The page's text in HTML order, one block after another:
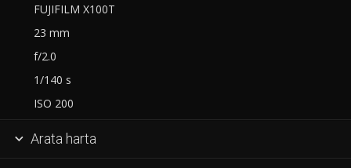
FUJIFILM X100T
23 mm
f/2.0
1/140 s
ISO 200
 Arata harta